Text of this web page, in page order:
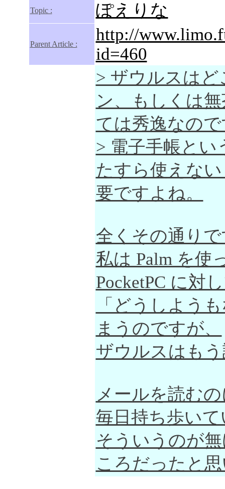
Topic : ぽえりな
Parent Article :
http://
id=460
> ザウルスは
ン、もしくは
ては秀逸なの
> 電子手帳と
たすら使えな
要ですよね。
全くその通り
私は Palm を使
PocketPC に対
「どうしよう
まうのですが、
ザウルスはも
メールを読む
毎日持ち歩い
そういうのが
ころだったと